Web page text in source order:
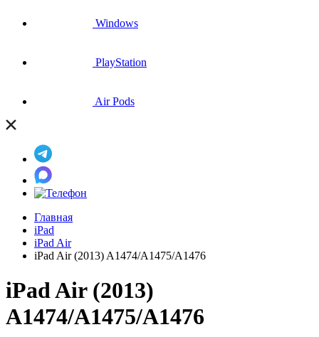
Windows
PlayStation
Air Pods
Главная
iPad
iPad Air
iPad Air (2013) A1474/A1475/A1476
iPad Air (2013)
A1474/A1475/A1476